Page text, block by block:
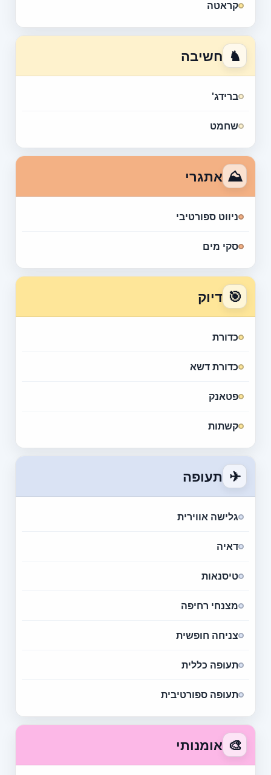
קראטה
♞ חשיבה
ברידג'
שחמט
⛰ אתגרי
ניווט ספורטיבי
סקי מים
🎯 דיוק
כדורת
כדורת דשא
פטאנק
קשתות
✈ תעופה
גלישה אווירית
דאיה
טיסנאות
מצנחי רחיפה
צניחה חופשית
תעופה כללית
תעופה ספורטיבית
🎨 אומנותי